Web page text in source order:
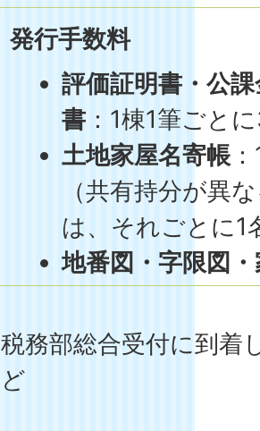
発行手数料
評価証明書・公
書 ：1棟1筆ごと
土地家屋名寄帳
（共有持分が異
は、それごとに1
地番図・字限図
税務部総合受付に到着
ど